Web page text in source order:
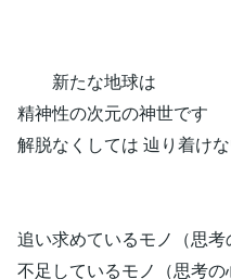
新たな地球は
精神性の次元の神世です
解脱なくしては 辿り着け
追い求めているモノ（思考
不足しているモノ（思考の